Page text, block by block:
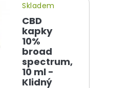
CBD
kapky
10%
broad
spectrum,
10 ml -
Klidný
Skladem